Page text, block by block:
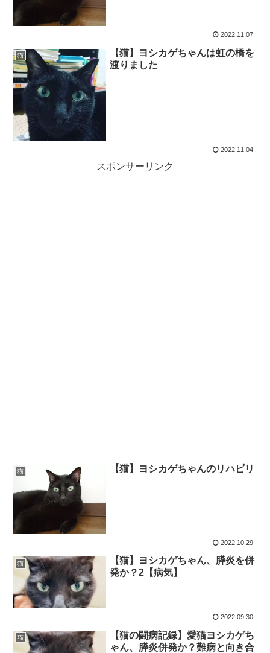
2022.11.07
猫
【猫】ヨシカゲちゃんは虹の橋を
渡りました
2022.11.04
スポンサーリンク
猫 【猫】ヨシカゲちゃんのリハビリ
2022.10.29
猫
【猫】ヨシカゲちゃん、膵炎を併
発か？2【病気】
2022.09.30
猫
【猫の闘病記録】愛猫ヨシカゲち
ゃん、膵炎併発か？難病と向き合